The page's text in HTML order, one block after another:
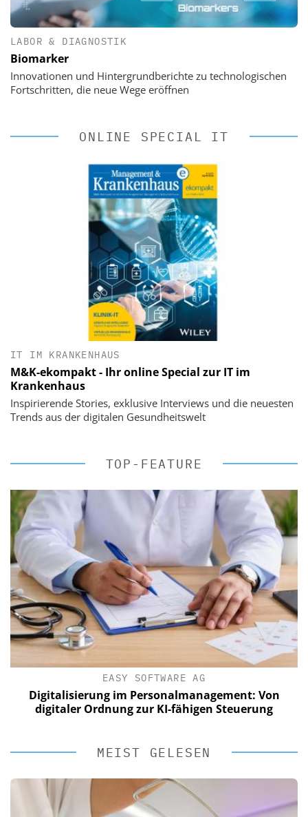
LABOR & DIAGNOSTIK
Biomarker
Innovationen und Hintergrundberichte zu technologischen
Fortschritten, die neue Wege eröffnen
ONLINE SPECIAL IT
IT IM KRANKENHAUS
M&K-ekompakt - Ihr online Special zur IT im
Krankenhaus
Inspirierende Stories, exklusive Interviews und die neuesten
Trends aus der digitalen Gesundheitswelt
TOP-FEATURE
EASY SOFTWARE AG
Digitalisierung im Personalmanagement: Von
digitaler Ordnung zur KI-fähigen Steuerung
MEIST GELESEN